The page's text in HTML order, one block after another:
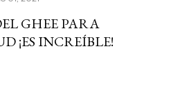
GHEE PARA
¡ES INCREÍBLE!